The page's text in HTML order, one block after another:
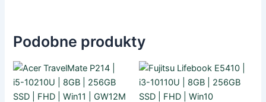
Podobne produkty